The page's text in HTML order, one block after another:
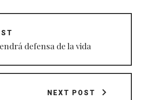
defensa de la vida
NEXT POST